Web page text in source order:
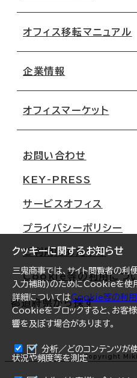
クッキーに関するお知らせ
三鬼商事では、サイト閲覧者の利
入力補助)のためにCookieを使用
詳細についてはCookie等の利用
Cookieをブロックすると、お客
響を及ぼす場合があります。
分析／どのコンテンツが
状況や頻度等を測定
地図から探す
路線・駅から探す
オフィス移転マニュアル
移転コストシミュレーション
移転スケジュール
オフィス移転Q&A
企業情報
オフィスマーケット
大阪
名古屋
札幌
仙台
横浜
福岡
オフィスリポート
ログイン
お問い合わせ
KEY-PRESS
サービスオフィス
プライバシーポリシー
ご利用にあたって
Cookie等の利用につ
都道府県から探す
北海道 Copyright